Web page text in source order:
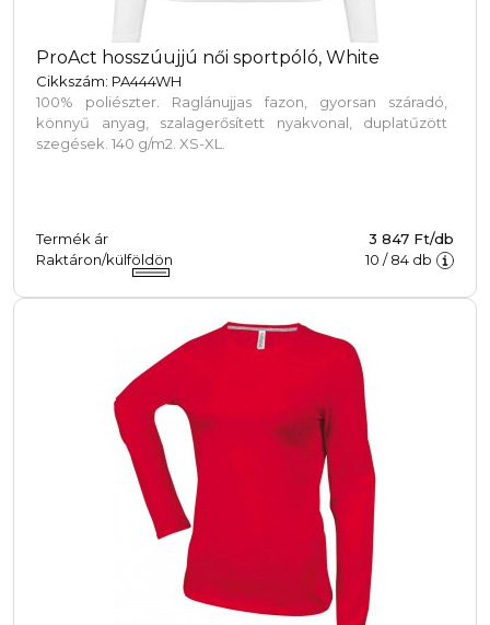
ProAct hosszúujjú női sportpóló, White
Cikkszám: PA444WH
100% poliészter. Raglánujjas fazon, gyorsan száradó,
könnyű anyag, szalagerősített nyakvonal, duplatűzött
szegések. 140 g/m2. XS-XL.
Termék ár
3 847 Ft/db
Raktáron/külföldön
10 /84 db